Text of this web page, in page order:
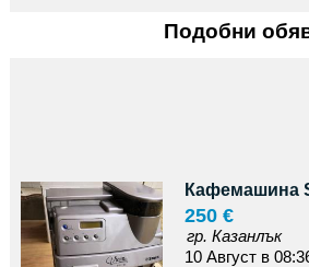
Подобни
Кафемашина
250 €
гр. Казанлък
10 Август в